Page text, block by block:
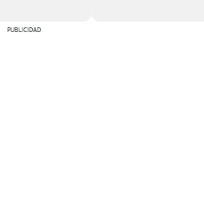
PUBLICIDAD